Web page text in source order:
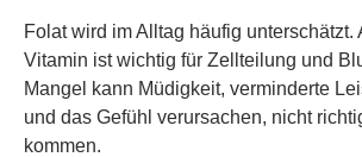
Folat wird im Alltag häufig unterschätzt.
Vitamin ist wichtig für Zellteilung und
Mangel kann Müdigkeit, verminderte
und das Gefühl verursachen, nicht
kommen.